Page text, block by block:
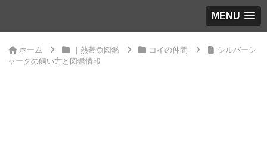
MENU
ホーム ｜熱帯魚図鑑 コイの仲間
シルバーシ
ャークの飼い方と図鑑情報